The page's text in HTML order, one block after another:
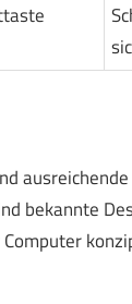
bekannte